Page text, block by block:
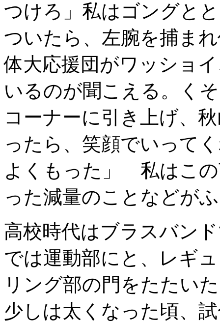
つけろ」私はゴングと
ついたら、左腕を捕ま
体大応援団がワッショ
いるのが聞こえる。く
コーナーに引き上げ、
ったら、笑顔でいって
よくもった」 私はこ
った減量のことなどが
高校時代はブラスバン
では運動部にと、レギ
リング部の門をたたい
少しは太くなった頃、